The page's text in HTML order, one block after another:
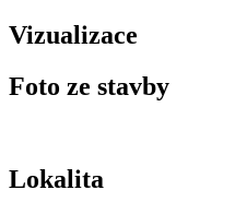
Vizualizace
Foto ze stavby
Lokalita